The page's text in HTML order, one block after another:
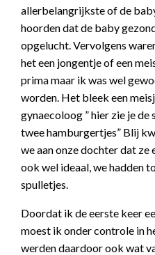
allerbelangrijkste of de
hoorden dat de baby
opgelucht. Vervolgens
het een jongentje of een
prima maar ik was wel
worden. Het bleek een
gynaecoloog ” hier zie je
twee hamburgertjes” Blij
we aan onze dochter dat ze
ook wel ideaal, we hadden
spulletjes.
Doordat ik de eerste keer
moest ik onder controle in
werden daardoor ook wat